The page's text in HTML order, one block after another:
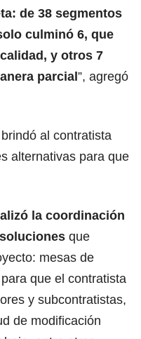
de 38 segmentos
culminó 6, que
y otros 7
parcial”, agregó
al contratista
alternativas para que
la coordinación
que
mesas de
que el contratista
y subcontratistas,
de modificación